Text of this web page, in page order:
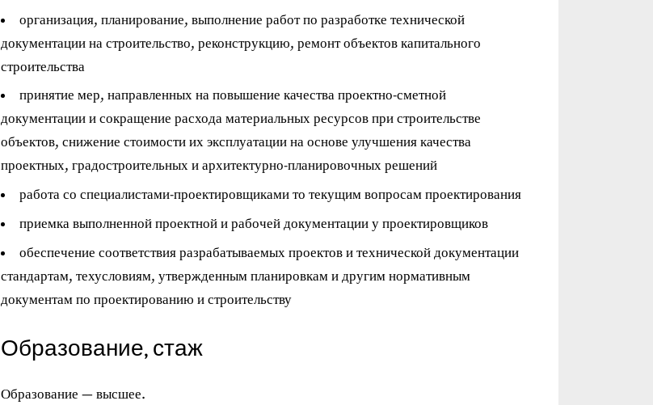
организация, планирование, выполнение работ по разработке технической
документации на строительство, реконструкцию, ремонт объектов капитального
строительства
принятие мер, направленных на повышение качества проектно-сметной
документации и сокращение расхода материальных ресурсов при строительстве
объектов, снижение стоимости их эксплуатации на основе улучшения качества
проектных, градостроительных и архитектурно-планировочных решений
работа со специалистами-проектировщиками то текущим вопросам проектирования
приемка выполненной проектной и рабочей документации у проектировщиков
обеспечение соответствия разрабатываемых проектов и технической документации
стандартам, техусловиям, утвержденным планировкам и другим нормативным
документам по проектированию и строительству
Образование, стаж
Образование — высшее.